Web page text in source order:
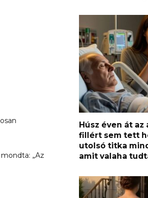
„Az
Húsz éven át
fillért sem tett
utolsó titka
amit valaha